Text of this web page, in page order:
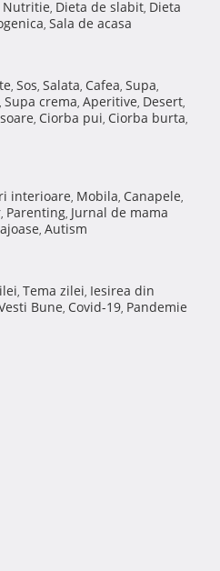
Nutritie, Dieta de slabit, Dieta
, Sala de acasa
, Sos, Salata, Cafea, Supa,
, Supa crema, Aperitive, Desert,
, Ciorba pui, Ciorba burta,
interioare, Mobila, Canapele,
, Parenting, Jurnal de mama
, Autism
, Tema zilei, Iesirea din
Bune, Covid-19, Pandemie